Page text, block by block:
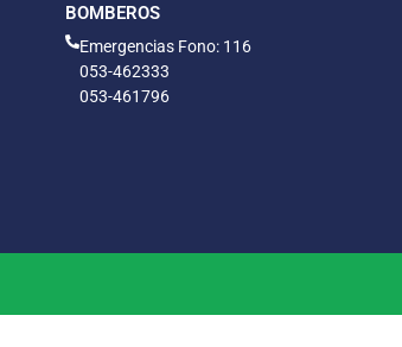
BOMBEROS
Emergencias Fono: 116
053-462333
053-461796